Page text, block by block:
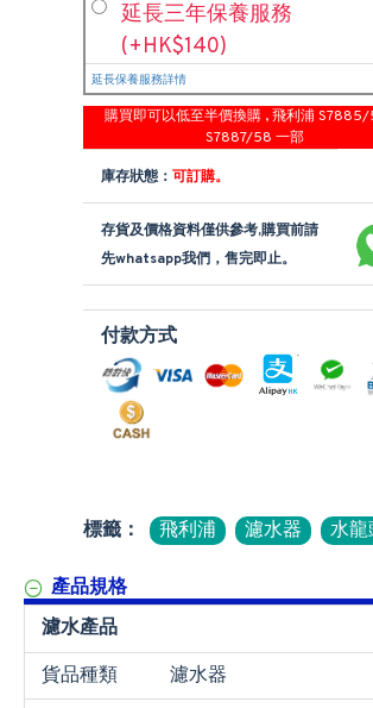
延長三年保養服務
(+HK$140)
延長保養服務詳情
購買即可以低至半價換購 , 飛利浦
S7887/58 一部
庫存狀態： 可訂購。
存貨及價格資料僅供參考,購買前請
先whatsapp我們，售完即止。
付款方式
標籤： 飛利浦 濾水器 水龍
產品規格
濾水產品
貨品種類
濾水器